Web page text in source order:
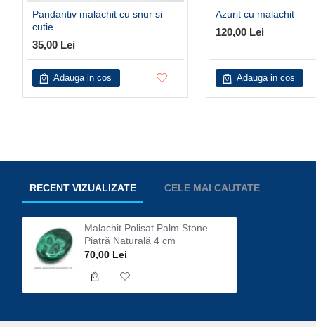
Pandantiv malachit cu snur si
cutie
35,00 Lei
Adauga in cos
Azurit cu malachit
120,00 Lei
Adauga in cos
RECENT VIZUALIZATE CELE MAI CAUTATE
Malachit Polisat Palm Stone –
Piatră Naturală 4 cm
70,00 Lei